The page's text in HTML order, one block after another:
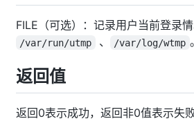
FILE（可选）：记录用户当前登录
/var/run/utmp 、 /var/log/wtmp 。
返回值
返回0表示成功，返回非0值表示失败